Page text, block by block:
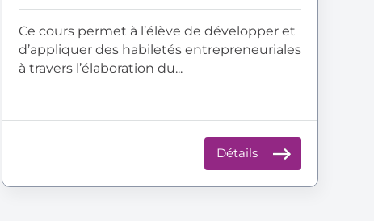
Ce cours permet à l’élève de développer et
d’appliquer des habiletés entrepreneuriales
à travers l’élaboration du...
Détails